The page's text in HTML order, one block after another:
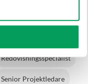
Redovisningsspecialist
Senior Projektledare